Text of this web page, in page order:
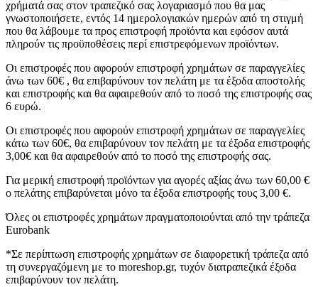
χρήματά σας στον τραπεζικό σας λογαριασμό που θα μας
γνωστοποιήσετε, εντός 14 ημερολογιακών ημερών από τη στιγμή
που θα λάβουμε τα προς επιστροφή προϊόντα και εφόσον αυτά
πληρούν τις προϋποθέσεις περί επιστρεφόμενων προϊόντων.
Οι επιστροφές που αφορούν επιστροφή χρημάτων σε παραγγελίες
άνω των 60€ , θα επιβαρύνουν τον πελάτη με τα έξοδα αποστολής
και επιστροφής και θα αφαιρεθούν από το ποσό της επιστροφής σας
6 ευρώ.
Οι επιστροφές που αφορούν επιστροφή χρημάτων σε παραγγελίες
κάτω των 60€, θα επιβαρύνουν τον πελάτη με τα έξοδα επιστροφής
3,00€ και θα αφαιρεθούν από το ποσό της επιστροφής σας.
Για μερική επιστροφή προϊόντων για αγορές αξίας άνω των 60,00 €
ο πελάτης επιβαρύνεται μόνο τα έξοδα επιστροφής τους 3,00 €.
Όλες οι επιστροφές χρημάτων πραγματοποιούνται από την τράπεζα
Eurobank
*Σε περίπτωση επιστροφής χρημάτων σε διαφορετική τράπεζα από
τη συνεργαζόμενη με το moreshop.gr, τυχόν διατραπεζικά έξοδα
επιβαρύνουν τον πελάτη.